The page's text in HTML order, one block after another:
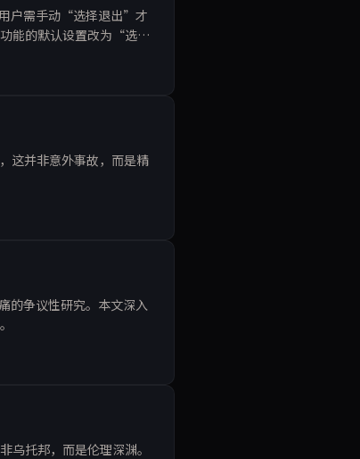
户需手动“选择退出”才
能的默认设置改为“选择
并强
这并非意外事故，而是精
的争议性研究。本文深入
乌托邦，而是伦理深渊。